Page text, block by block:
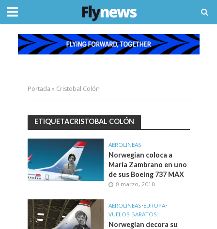
Portada » Cristobal Colón
ETIQUETACRISTOBAL COLÓN
AEROLINEAS
Norwegian coloca a
María Zambrano en uno
de sus Boeing 737 MAX
8 marzo, 2018
AEROLINEAS•EUROPA•
VUELOS BARATOS
Norwegian decora su